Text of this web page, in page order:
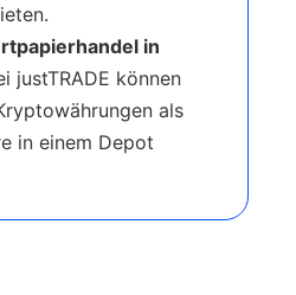
in
justTRADE können
als
in einem Depot